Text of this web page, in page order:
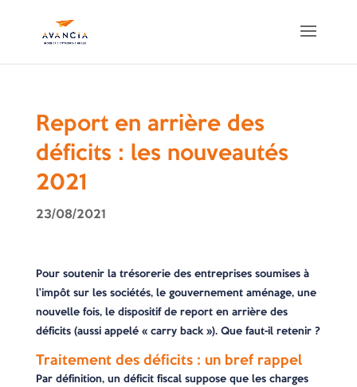
Report en arrière des
déficits : les nouveautés
2021
23/08/2021
Pour soutenir la trésorerie des entreprises soumises à
l’impôt sur les sociétés, le gouvernement aménage, une
nouvelle fois, le dispositif de report en arrière des
déficits (aussi appelé « carry back »). Que faut-il retenir ?
Traitement des déficits : un bref rappel
Par définition, un déficit fiscal suppose que les charges